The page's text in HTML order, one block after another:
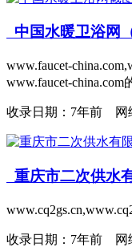
中国水暖卫浴网
www.faucet-
www.faucet-
收录日期： 7年前 网
重庆市二次供水
收录日期： 7年前 网